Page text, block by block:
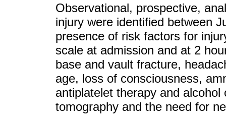
Observational, prospective,
injury were identified between
presence of risk factors for
scale at admission and at 2
base and vault fracture,
age, loss of consciousness,
antiplatelet therapy and
tomography and the need for